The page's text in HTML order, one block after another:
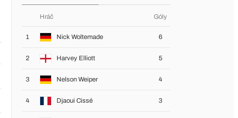
Hráč Góly
1 Nick Woltemade 6
2 Harvey Elliott 5
3 Nelson Weiper 4
4 Djaoui Cissé 3